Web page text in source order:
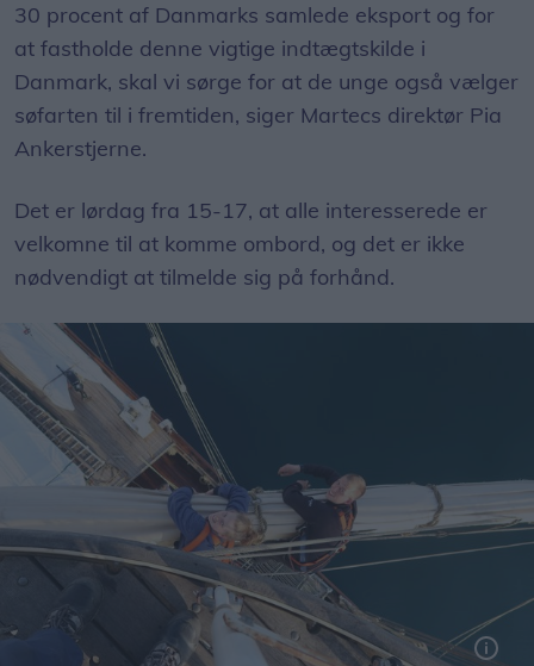
30 procent af Danmarks samlede eksport og for
at fastholde denne vigtige indtægtskilde i
Danmark, skal vi sørge for at de unge også vælger
søfarten til i fremtiden, siger Martecs direktør Pia
Ankerstjerne.
Det er lørdag fra 15-17, at alle interesserede er
velkomne til at komme ombord, og det er ikke
nødvendigt at tilmelde sig på forhånd.